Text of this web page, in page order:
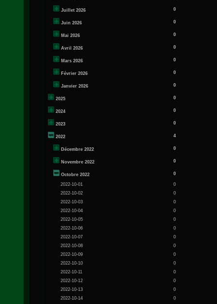
Juillet 2026 0
Juin 2026 0
Mai 2026 0
Avril 2026 0
Mars 2026 0
Février 2026 0
Janvier 2026 0
2025 0
2024 0
2023 0
2022 4
Décembre 2022 0
Novembre 2022 0
Octobre 2022 0
2022-10-01
0
2022-10-02
0
2022-10-03
0
2022-10-04
0
2022-10-05
0
2022-10-06
0
2022-10-07
0
2022-10-08
0
2022-10-09
0
2022-10-10
0
2022-10-11
0
2022-10-12
0
2022-10-13
0
2022-10-14
0